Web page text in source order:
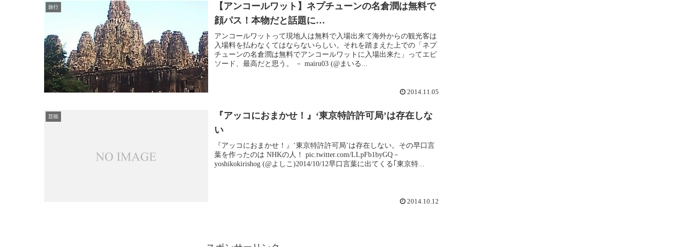
旅行
【アンコールワット】ネプチューンの名倉潤は無料で
顔パス！本物だと話題に…
アンコールワットって現地人は無料で入場出来て海外からの観光客は
入場料を払わなくてはならないらしい。それを踏まえた上での「ネプ
チューンの名倉潤は無料でアンコールワットに入場出来た」ってエピ
ソード、最高だと思う。 － mairu03 (@まいる...
2014.11.05
芸能
『アッコにおまかせ！』‘東京特許許可局’は存在しな
い
『アッコにおまかせ！』‘東京特許許可局’は存在しない。その早口言
葉を作ったのは NHKの人！ pic.twitter.com/LLpFb1byGQ－
yoshikokirishog (@よしこ)2014/10/12早口言葉に出てくる｢東京特...
2014.10.12